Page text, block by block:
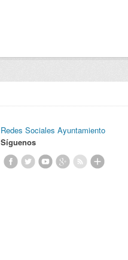
Redes Sociales Ayuntamiento
Síguenos